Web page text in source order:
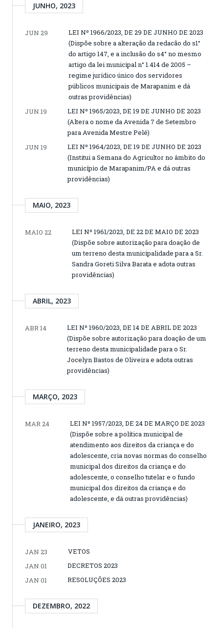
JUNHO, 2023
JUN 29
LEI Nº 1966/2023, DE 29 DE JUNHO DE 2023
(Dispõe sobre a alteração da redacão do s1°
do artigo 147, e a inclusão do s4° no mesmo
artigo da lei municipal n° 1.414 de 2005 –
regime jurídico único dos servidores
públicos municipais de Marapanim e dá
outras providências)
JUN 19
LEI Nº 1965/2023, DE 19 DE JUNHO DE 2023
(Altera o nome da Avenida 7 de Setembro
para Avenida Mestre Pelé)
JUN 19
LEI Nº 1964/2023, DE 19 DE JUNHO DE 2023
(Institui a Semana do Agricultor no âmbito do
município de Marapanim/PA e dá outras
providências)
MAIO, 2023
MAIO 22
LEI Nº 1961/2023, DE 22 DE MAIO DE 2023
(Dispõe sobre autorização para doação de
um terreno desta municipalidade para a Sr.
Sandra Goreti Silva Barata e adota outras
providências)
ABRIL, 2023
ABR 14
LEI Nº 1960/2023, DE 14 DE ABRIL DE 2023
(Dispõe sobre autorização para doação de um
terreno desta municipalidade para o Sr.
Jocelyn Bastos de Oliveira e adota outras
providências)
MARÇO, 2023
MAR 24
LEI Nº 1957/2023, DE 24 DE MARÇO DE 2023
(Dispõe sobre a política municipal de
atendimento aos direitos da criança e do
adolescente, cria novas normas do conselho
municipal dos direitos da criança e do
adolescente, o conselho tutelar e o fundo
municipal dos direitos da criança e do
adolescente, e dá outras providências)
JANEIRO, 2023
JAN 23
VETOS
JAN 01
DECRETOS 2023
JAN 01
RESOLUÇÕES 2023
DEZEMBRO, 2022